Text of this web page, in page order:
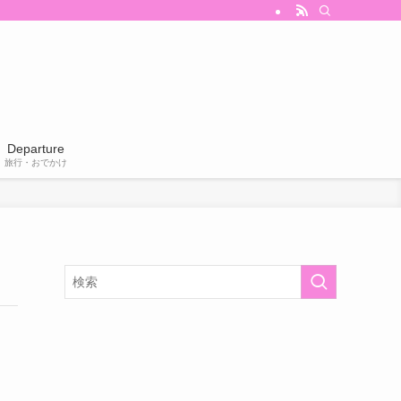
Departure
旅行・おでかけ